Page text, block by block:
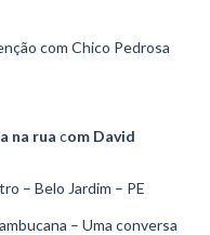
com Chico Pedrosa
na rua com David
– Belo Jardim – PE
– Uma conversa